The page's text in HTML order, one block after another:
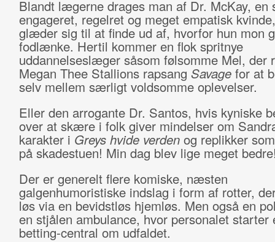
Blandt lægerne drages man af Dr. McKay, en
engageret, regelret og meget empatisk
glæder sig til at finde ud af, hvorfor hun mon
fodlænke. Hertil kommer en flok spritnye
uddannelseslæger såsom følsomme Mel, der
Megan Thee Stallions rapsang Savagefor at
selv mellem særligt voldsomme oplevelser.
Eller den arrogante Dr. Santos, hvis kyniske
over at skære i folk giver mindelser om
karakter i Greys hvide verdenog replikker
på skadestuen! Min dag blev lige meget
Der er generelt flere komiske, næsten
galgenhumoristiske indslag i form af rotter,
løs via en bevidstløs hjemløs. Men også en
en stjålen ambulance, hvor personalet starter
betting-central om udfaldet.